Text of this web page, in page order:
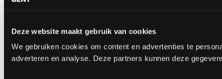
Deze website maakt gebruik van cookies
We gebruiken cookies om content en advertenties te
adverteren en analyse. Deze partners kunnen deze